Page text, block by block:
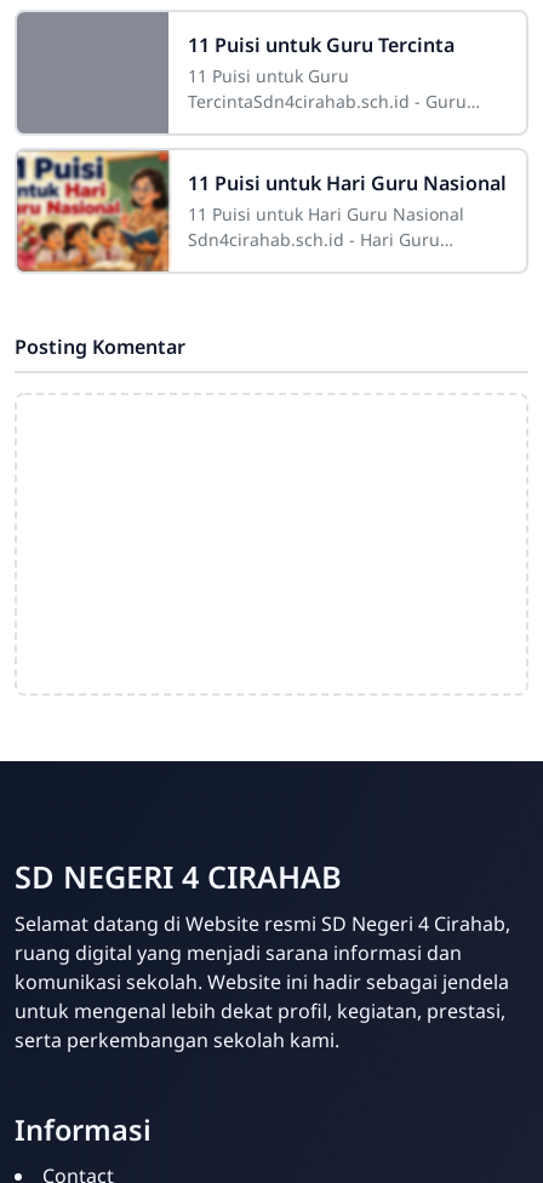
Admin
Online
menerangi jalan ilmu dan
kebijaksanaan. Sosoknya tidak
11 Puisi untuk Guru Tercinta
11 Puisi untuk Guru
TercintaSdn4cirahab.sch.id - Guru
menempatkan dirinya sebagai pilar
utama dalam pembentukan karakter
11 Puisi untuk Hari Guru Nasional
11 Puisi untuk Hari Guru Nasional
Sdn4cirahab.sch.id - Hari Guru
Posting Komentar
SD NEGERI 4 CIRAHAB
Selamat datang di Website resmi SD Negeri 4 Cirahab,
ruang digital yang menjadi sarana informasi dan
komunikasi sekolah. Website ini hadir sebagai jendela
untuk mengenal lebih dekat profil, kegiatan, prestasi,
serta perkembangan sekolah kami.
Informasi
Contact